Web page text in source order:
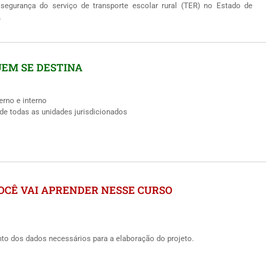
do serviço de transporte escolar rural (TER) no Estado de
SE DESTINA
e interno
todas as unidades jurisdicionados
VAI APRENDER NESSE CURSO
dos dados necessários para a elaboração do projeto.